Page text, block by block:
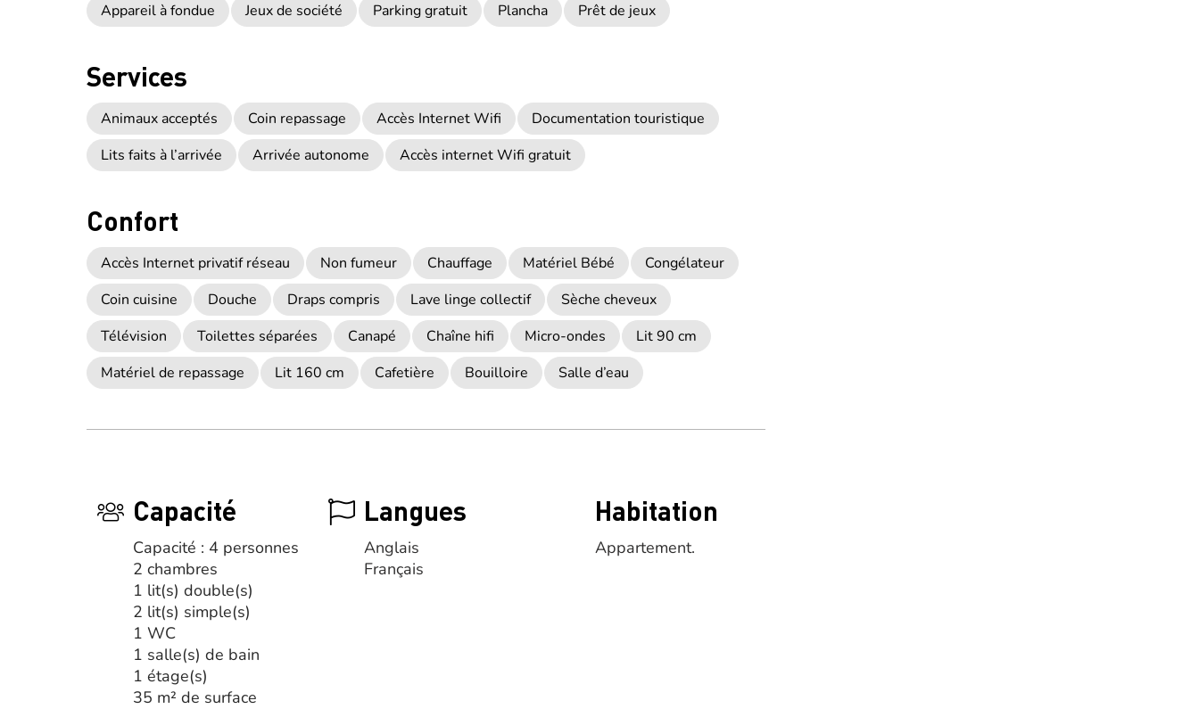
Appareil à fondue
Jeux de société Parking gratuit Plancha Prêt de jeux
Services
Animaux acceptés Coin repassage Accès Internet Wifi
Documentation touristique
Lits faits à l’arrivée
Arrivée autonome Accès internet Wifi gratuit
Confort
Accès Internet privatif réseau Non fumeur Chauffage Matériel Bébé
Congélateur
Coin cuisine
Douche Draps compris Lave linge collectif
Sèche cheveux
Télévision
Toilettes séparées Canapé Chaîne hifi Micro-ondes
Lit 90 cm
Matériel de repassage
Lit 160 cm Cafetière Bouilloire Salle d’eau
Capacité
Capacité : 4 personnes
2 chambres
1 lit(s) double(s)
2 lit(s) simple(s)
1 WC
1 salle(s) de bain
1 étage(s)
35 m² de surface
Langues
Anglais
Français
Habitation
Appartement.